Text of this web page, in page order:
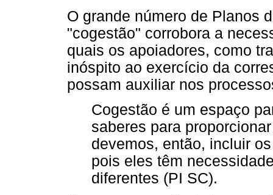
O grande número de Planos
"cogestão" corrobora a
quais os apoiadores, como
inóspito ao exercício da
possam auxiliar nos
Cogestão é um espaço
saberes para
devemos, então, incluir
pois eles têm
diferentes (PI SC).